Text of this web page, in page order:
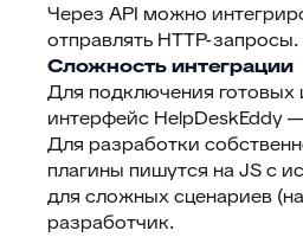
Через API можно
отправлять HTTP-запросы.
Сложность интеграции
Для подключения готовых
интерфейс HelpDeskEddy
Для разработки
плагины пишутся на JS с
для сложных сценариев
разработчик.